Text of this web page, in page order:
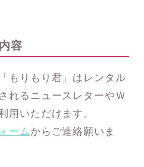
内容
もりもり君」はレンタル
れるニュースレターやＷ
用いただけます。
ームからご連絡願いま